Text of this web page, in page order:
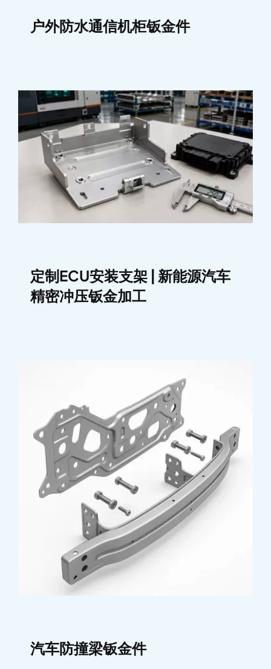
户外防水通信机柜钣金件
定制ECU安装支架 | 新能源汽车
精密冲压钣金加工
汽车防撞梁钣金件